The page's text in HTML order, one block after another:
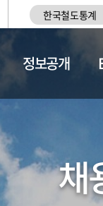
한국철도통계
정보공개
채